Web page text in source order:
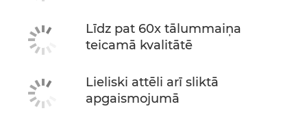
Līdz pat 60x tālummaiņa
teicamā kvalitātē
Lieliski attēli arī sliktā
apgaismojumā